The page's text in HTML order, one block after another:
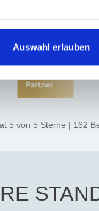
Auswahl erlauben
5 von 5 Sterne | 162